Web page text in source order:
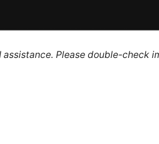
Please double-check